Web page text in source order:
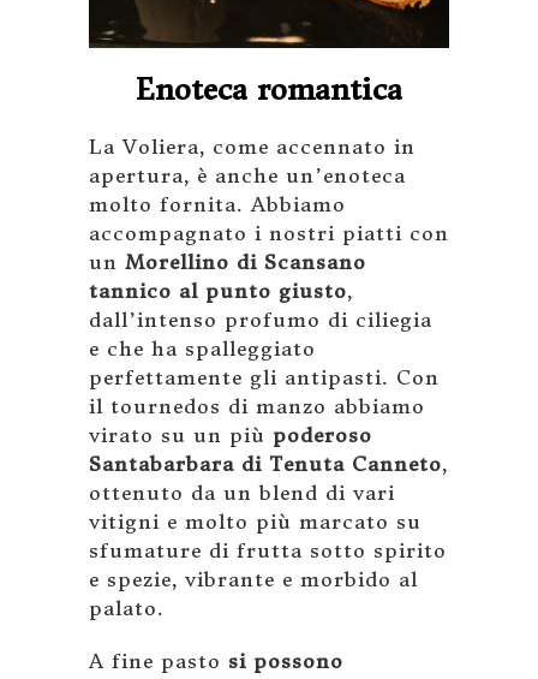
Enoteca romantica
La Voliera, come accennato in
apertura, è anche un’enoteca
molto fornita. Abbiamo
accompagnato i nostri piatti con
un Morellino di Scansano
tannico al punto giusto,
dall’intenso profumo di ciliegia
e che ha spalleggiato
perfettamente gli antipasti. Con
il tournedos di manzo abbiamo
virato su un più poderoso
Santabarbara di Tenuta Canneto,
ottenuto da un blend di vari
vitigni e molto più marcato su
sfumature di frutta sotto spirito
e spezie, vibrante e morbido al
palato.
A fine pasto si possono